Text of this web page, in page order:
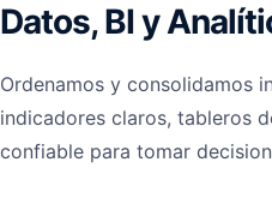
Datos, BI y
Ordenamos y consolidamos
indicadores claros, tableros
confiable para tomar